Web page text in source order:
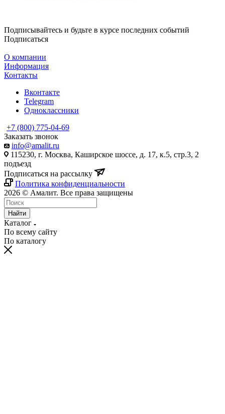
Подписывайтесь и будьте в курсе последних событий
Подписаться
О компании
Информация
Контакты
Вконтакте
Telegram
Одноклассники
+7 (800) 775-04-69
Заказать звонок
info@amalit.ru
115230, г. Москва, Каширское шоссе, д. 17, к.5, стр.3, 2
подъезд
Подписаться на рассылку
Политика конфиденциальности
2026 © Амалит. Все права защищены
Найти
Каталог
По всему сайту
По каталогу